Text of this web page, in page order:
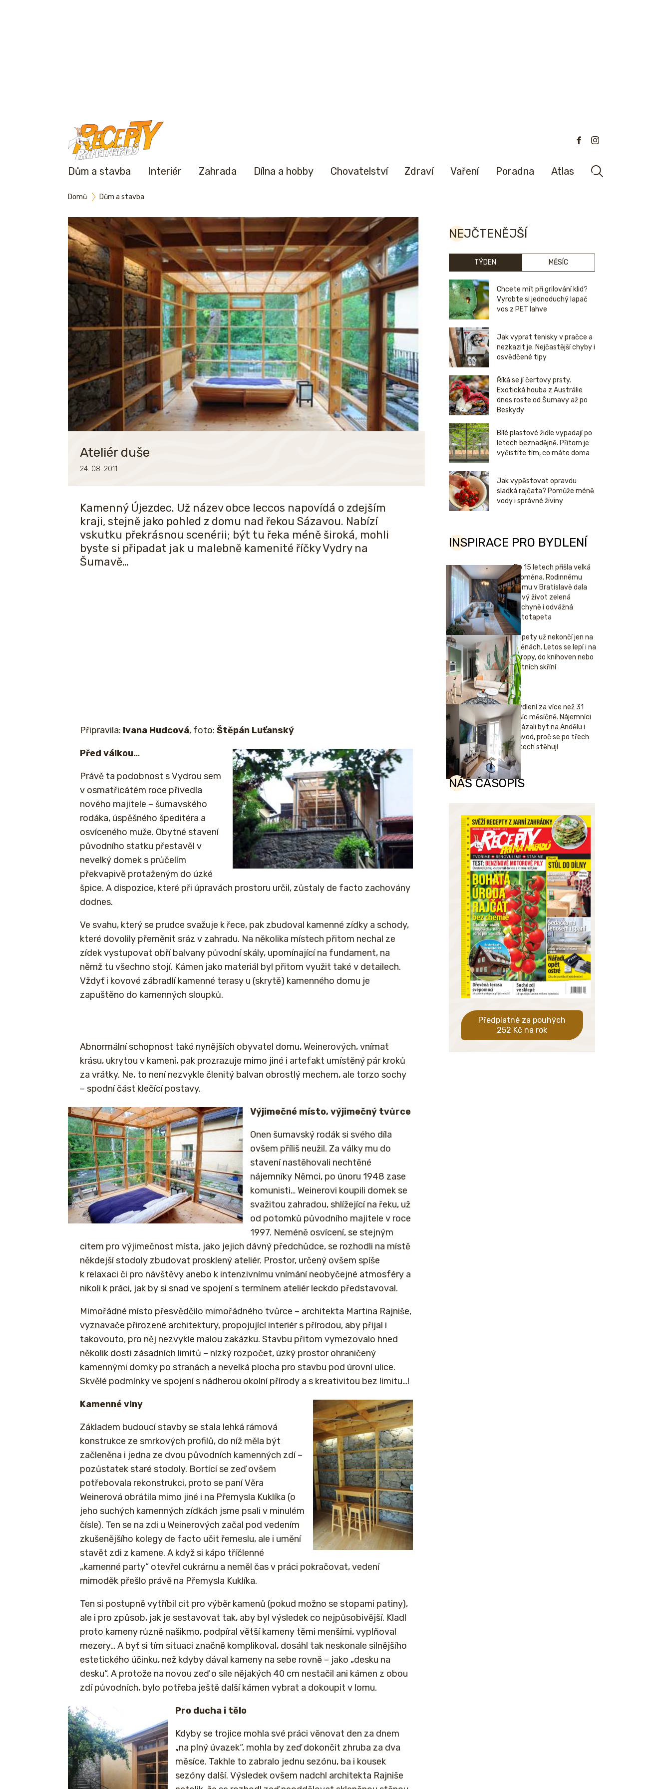
Dům a stavba Interiér Zahrada Dílna a hobby Chovatelství Zdraví Vaření Poradna Atlas
Domů Dům a stavba
Ateliér duše
24. 08. 2011
Kamenný Újezdec. Už název obce leccos napovídá o zdejším
kraji, stejně jako pohled z domu nad řekou Sázavou. Nabízí
vskutku překrásnou scenérii; být tu řeka méně široká, mohli
byste si připadat jak u malebně kamenité říčky Vydry na
Šumavě…
Připravila: Ivana Hudcová, foto: Štěpán Luťanský
Před válkou…
Právě ta podobnost s Vydrou sem
v osmatřicátém roce přivedla
nového majitele – šumavského
rodáka, úspěšného špeditéra a
osvíceného muže. Obytné stavení
původního statku přestavěl v
nevelký domek s průčelím
překvapivě protaženým do úzké
špice. A dispozice, které při úpravách prostoru určil, zůstaly de facto zachovány
dodnes.
Ve svahu, který se prudce svažuje k řece, pak zbudoval kamenné zídky a schody,
které dovolily přeměnit sráz v zahradu. Na několika místech přitom nechal ze
zídek vystupovat obří balvany původní skály, upomínající na fundament, na
němž tu všechno stojí. Kámen jako materiál byl přitom využit také v detailech.
Vždyť i kovové zábradlí kamenné terasy u (skrytě) kamenného domu je
zapuštěno do kamenných sloupků.
Abnormální schopnost také nynějších obyvatel domu, Weinerových, vnímat
krásu, ukrytou v kameni, pak prozrazuje mimo jiné i artefakt umístěný pár kroků
za vrátky. Ne, to není nezvykle členitý balvan obrostlý mechem, ale torzo sochy
– spodní část klečící postavy.
Výjimečné místo, výjimečný tvůrce
Onen šumavský rodák si svého díla
ovšem příliš neužil. Za války mu do
stavení nastěhovali nechtěné
nájemníky Němci, po únoru 1948 zase
komunisti… Weinerovi koupili domek se
svažitou zahradou, shlížející na řeku, už
od potomků původního majitele v roce
1997. Neméně osvícení, se stejným
citem pro výjimečnost místa, jako jejich dávný předchůdce, se rozhodli na místě
někdejší stodoly zbudovat prosklený ateliér. Prostor, určený ovšem spíše
k relaxaci či pro návštěvy anebo k intenzivnímu vnímání neobyčejné atmosféry a
nikoli k práci, jak by si snad ve spojení s termínem ateliér leckdo představoval.
Mimořádné místo přesvědčilo mimořádného tvůrce – architekta Martina Rajniše,
vyznavače přirozené architektury, propojující interiér s přírodou, aby přijal i
takovouto, pro něj nezvykle malou zakázku. Stavbu přitom vymezovalo hned
několik dosti zásadních limitů – nízký rozpočet, úzký prostor ohraničený
kamennými domky po stranách a nevelká plocha pro stavbu pod úrovní ulice.
Skvělé podmínky ve spojení s nádherou okolní přírody a s kreativitou bez limitu…!
Kamenné vlny
Základem budoucí stavby se stala lehká rámová
konstrukce ze smrkových profilů, do níž měla být
začleněna i jedna ze dvou původních kamenných zdí –
pozůstatek staré stodoly. Bortící se zeď ovšem
potřebovala rekonstrukci, proto se paní Věra
Weinerová obrátila mimo jiné i na Přemysla Kuklíka (o
jeho suchých kamenných zídkách jsme psali v minulém
čísle). Ten se na zdi u Weinerových začal pod vedením
zkušenějšího kolegy de facto učit řemeslu, ale i umění
stavět zdi z kamene. A když si kápo tříčlenné
„kamenné party“ otevřel cukrárnu a neměl čas v práci pokračovat, vedení
mimoděk přešlo právě na Přemysla Kuklíka.
Ten si postupně vytříbil cit pro výběr kamenů (pokud možno se stopami patiny),
ale i pro způsob, jak je sestavovat tak, aby byl výsledek co nejpůsobivější. Kladl
proto kameny různě našikmo, podpíral větší kameny těmi menšími, vyplňoval
mezery… A byť si tím situaci značně komplikoval, dosáhl tak neskonale silnějšího
estetického účinku, než kdyby dával kameny na sebe rovně – jako „desku na
desku“. A protože na novou zeď o síle nějakých 40 cm nestačil ani kámen z obou
zdí původních, bylo potřeba ještě další kámen vybrat a dokoupit v lomu.
Pro ducha i tělo
Kdyby se trojice mohla své práci věnovat den za dnem
„na plný úvazek“, mohla by zeď dokončit zhruba za dva
měsíce. Takhle to zabralo jednu sezónu, ba i kousek
sezóny další. Výsledek ovšem nadchl architekta Rajniše
NEJČTENĚJŠÍ
TÝDEN MĚSÍC
Chcete mít při grilování klid?
Vyrobte si jednoduchý lapač
vos z PET lahve
Jak vyprat tenisky v pračce a
nezkazit je. Nejčastější chyby i
osvědčené tipy
Říká se jí čertovy prsty.
Exotická houba z Austrálie
dnes roste od Šumavy až po
Beskydy
Bílé plastové židle vypadají po
letech beznadějně. Přitom je
vyčistíte tím, co máte doma
Jak vypěstovat opravdu
sladká rajčata? Pomůže méně
vody i správné živiny
INSPIRACE PRO BYDLENÍ
Po 15 letech přišla velká
proměna. Rodinnému
domu v Bratislavě dala
nový život zelená
kuchyně i odvážná
fototapeta
Tapety už nekončí jen na
stěnách. Letos se lepí i na
stropy, do knihoven nebo
šatních skříní
Bydlení za více než 31
tisíc měsíčně. Nájemníci
ukázali byt na Andělu i
důvod, proč se po třech
letech stěhují
NÁŠ ČASOPIS
Předplatné za pouhých
252 Kč na rok